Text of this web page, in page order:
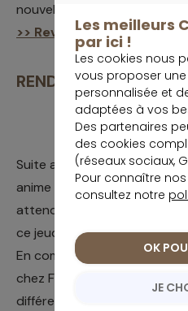
nouvel environnement.
>> Revoir le webinaire
RENDEZ-VOUS JEUDI
Suite au webinaire de
anime un webinaire dédié
attendre et à anticiper suite
ce jeudi à 13h30.
En compagnie de
chez Francis Lefebvre, ils
différents changements
Les meilleurs
par ici !
Les cookies nous
vous proposer
personnalisée et
adaptées à vos
Des partenaires
des cookies
(réseaux sociaux,
Pour connaître
consultez notre
JE
OK